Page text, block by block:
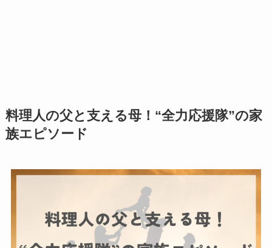
料理人の父と支える母！“全力応援隊”の家
族エピソード